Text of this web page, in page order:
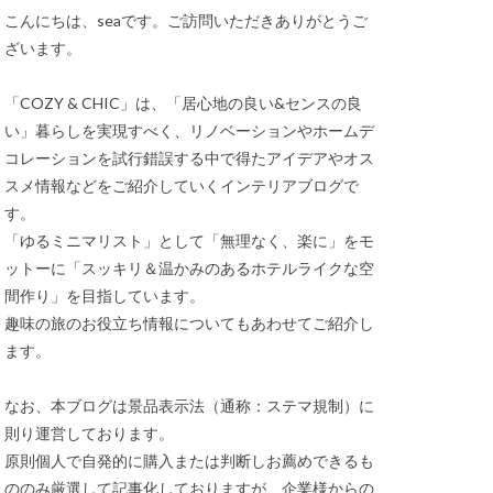
こんにちは、seaです。ご訪問いただきありがとうご
ざいます。
「COZY & CHIC」は、「居心地の良い&センスの良
い」暮らしを実現すべく、リノベーションやホームデ
コレーションを試行錯誤する中で得たアイデアやオス
スメ情報などをご紹介していくインテリアブログで
す。
「ゆるミニマリスト」として「無理なく、楽に」をモ
ットーに「スッキリ＆温かみのあるホテルライクな空
間作り」を目指しています。
趣味の旅のお役立ち情報についてもあわせてご紹介し
ます。
なお、本ブログは景品表示法（通称：ステマ規制）に
則り運営しております。
原則個人で自発的に購入または判断しお薦めできるも
ののみ厳選して記事化しておりますが、企業様からの